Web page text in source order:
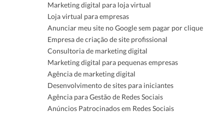
Marketing digital para loja virtual
Loja virtual para empresas
Anunciar meu site no Google sem pagar por clique
Empresa de criação de site profissional
Consultoria de marketing digital
Marketing digital para pequenas empresas
Agência de marketing digital
Desenvolvimento de sites para iniciantes
Agência para Gestão de Redes Sociais
Anúncios Patrocinados em Redes Sociais